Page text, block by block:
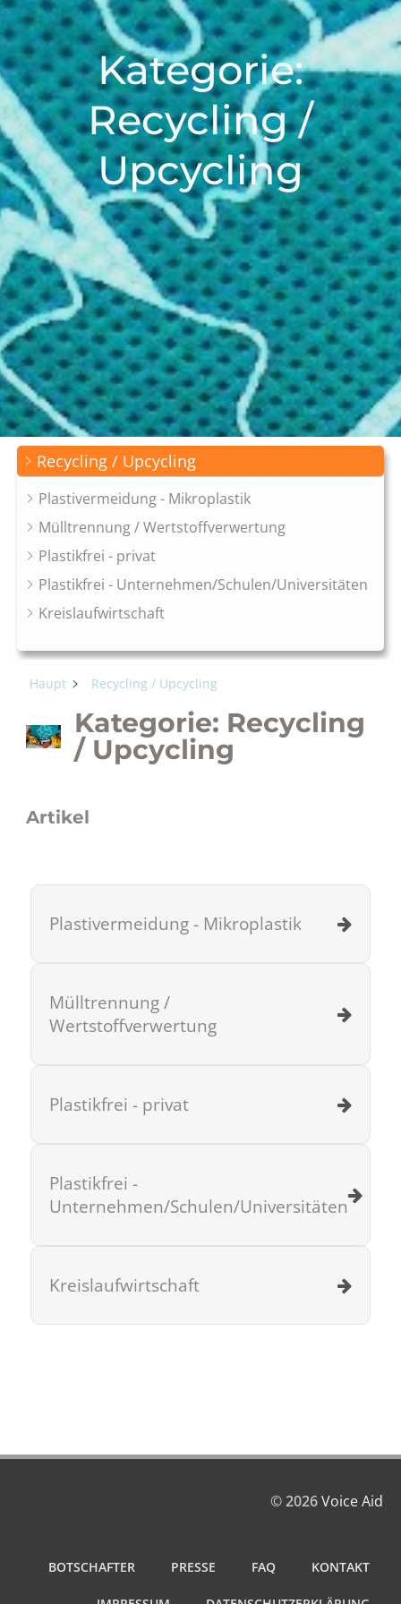
Kategorie:
Recycling /
Upcycling
Recycling / Upcycling
Plastivermeidung - Mikroplastik
Mülltrennung / Wertstoffverwertung
Plastikfrei - privat
Plastikfrei - Unternehmen/Schulen/Universitäten
Kreislaufwirtschaft
Haupt Recycling / Upcycling
Kategorie: Recycling
/ Upcycling
Artikel
Plastivermeidung - Mikroplastik
Mülltrennung /
Wertstoffverwertung
Plastikfrei - privat
Plastikfrei -
Unternehmen/Schulen/Universitäten
Kreislaufwirtschaft
© 2026Voice Aid
BOTSCHAFTER PRESSE FAQ KONTAKT